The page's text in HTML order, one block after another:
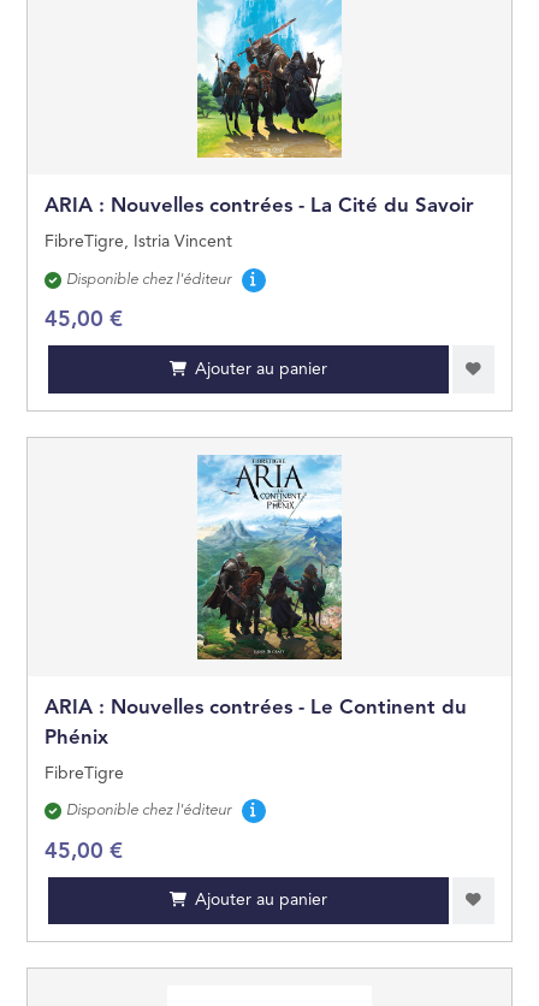
LITTÉRATURE
JEUNESSE
BANDES
MANGAS
JEUX ET JOUETS
ARIA : Nouvelles contrées - La Cité du Savoir
FibreTigre, Istria Vincent
Disponibilité
Disponible chez l'éditeur
45,00 €
Ajouter au panier
ARIA : Nouvelles contrées - Le Continent du
Phénix
FibreTigre
Disponibilité
Disponible chez l'éditeur
45,00 €
Ajouter au panier